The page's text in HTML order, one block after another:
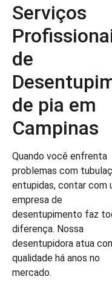
Serviços
de
de pia em
Campinas
Quando você enfrenta
problemas com
entupidas, contar com
empresa de
desentupimento faz
diferença. Nossa
desentupidora atua
qualidade há anos no
mercado.